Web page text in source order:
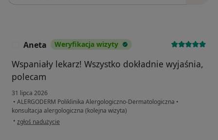
Aneta Weryfikacja wizyty
Wspaniały lekarz! Wszystko dokładnie wyjaśnia,
polecam
31 lipca 2026
• ALERGODERM Poliklinika Alergologiczno-Dermatologiczna •
konsultacja alergologiczna (kolejna wizyta)
• w opinii użytkownika Aneta
zgłoś nadużycie